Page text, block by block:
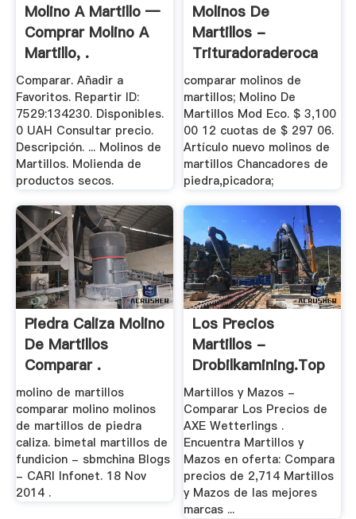
Molino A Martillo —
Comprar Molino A
Martillo, .
Comparar. Añadir a
Favoritos. Repartir ID:
7529:134230. Disponibles.
0 UAH Consultar precio.
Descripción. ... Molinos de
Martillos. Molienda de
productos secos.
Molinos De
Martillos -
Trituradoraderoca
comparar molinos de
martillos; Molino De
Martillos Mod Eco. $ 3,100
00 12 cuotas de $ 297 06.
Artículo nuevo molinos de
martillos Chancadores de
piedra,picadora;
Piedra Caliza Molino
De Martillos
Comparar .
molino de martillos
comparar molino molinos
de martillos de piedra
caliza. bimetal martillos de
fundicion - sbmchina Blogs
- CARI Infonet. 18 Nov
2014 .
Los Precios
Martillos -
Drobilkamining.top
Martillos y Mazos -
Comparar Los Precios de
AXE Wetterlings .
Encuentra Martillos y
Mazos en oferta: Compara
precios de 2,714 Martillos
y Mazos de las mejores
marcas ...